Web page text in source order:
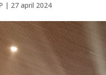
| 27 april 2024